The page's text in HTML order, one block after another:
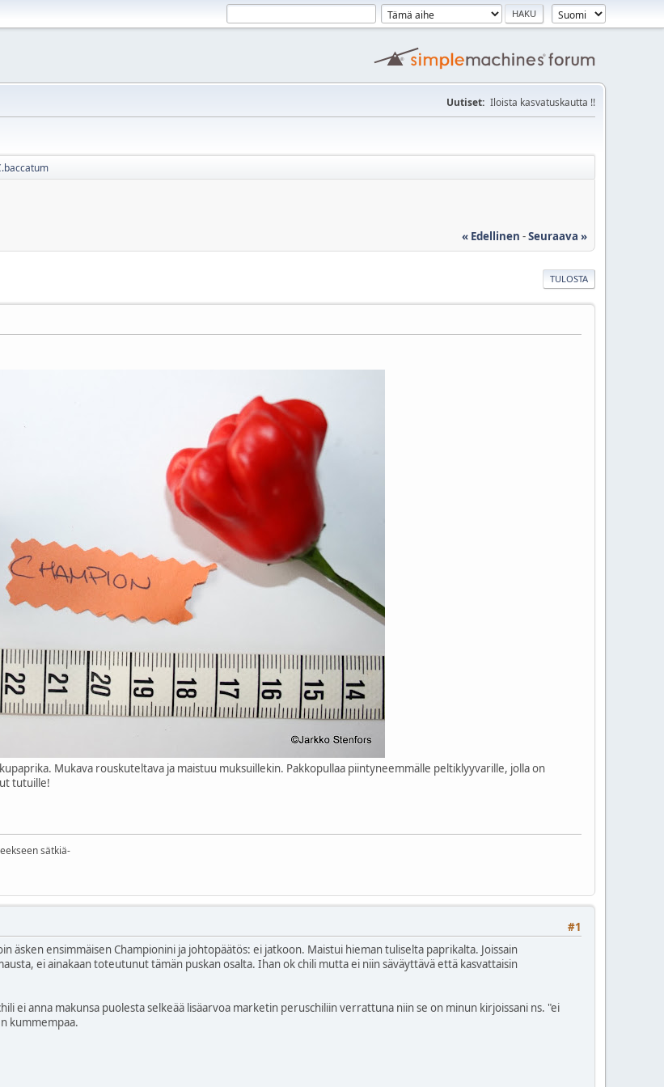
Uutiset: Iloista kasvatuskautta !!
« Edellinen -Seuraava »
TULOSTA
Mukava rouskuteltava ja maistuu muksuillekin. Pakkopullaa piintyneemmälle peltiklyyvarille, jolla on
tutuille!
sätkiä-
#1
äsken ensimmäisen Championini ja johtopäätös: ei jatkoon. Maistui hieman tuliselta paprikalta. Joissain
ei ainakaan toteutunut tämän puskan osalta. Ihan ok chili mutta ei niin säväyttävä että kasvattaisin
ei anna makunsa puolesta selkeää lisäarvoa marketin peruschiliin verrattuna niin se on minun kirjoissani ns. "ei
kummempaa.